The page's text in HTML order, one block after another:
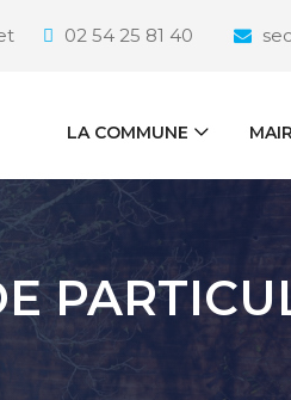
02 54 25 81 40
LA COMMUNE